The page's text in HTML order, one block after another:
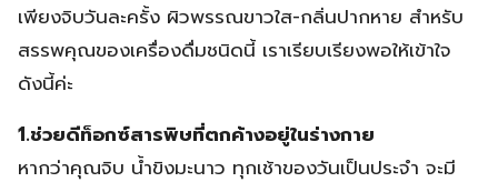
เพียงจิบวันละครั้ง ผิวพรรณขาวใส-กลิ่นปากหาย สำหรับ
สรรพคุณของเครื่องดื่มชนิดนี้ เราเรียบเรียงพอให้เข้าใจ
ดังนี้ค่ะ
1.ช่วยดีท็อกซ์สารพิษที่ตกค้างอยู่ในร่างกาย
หากว่าคุณจิบ น้ำขิงมะนาว ทุกเช้าของวันเป็นประจำ จะมี